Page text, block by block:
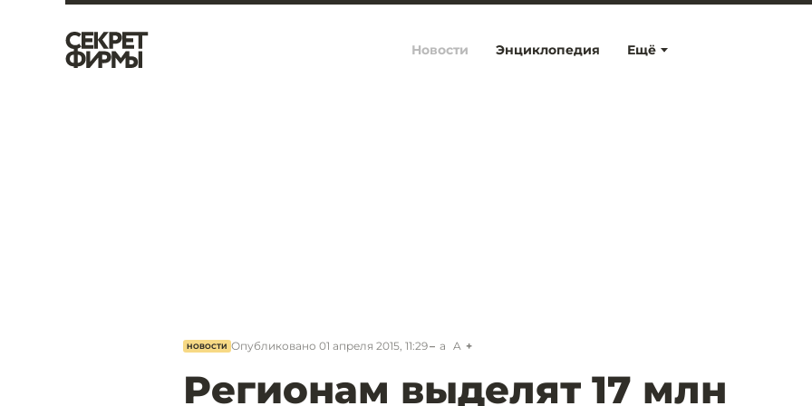
Ещё
Новости Энциклопедия
НОВОСТИ Опубликовано 01 апреля 2015, 11:29 a A
Регионам выделят 17 млн